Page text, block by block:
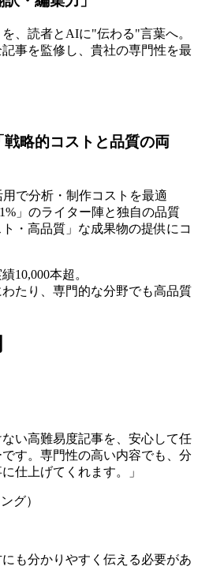
、読者とAIに"伝わる"言葉へ。
事を監修し、貴社の専門性を最
略的コストと品質の両
で分析・制作コストを最適
」のライター陣と独自の品質
・高品質」な成果物の提供にコ
10,000本超。
たり、専門的な分野でも高品質
い高難易度記事を、安心して任
す。専門性の高い内容でも、分
仕上げてくれます。
」
グ）
も分かりやすく伝える必要があ